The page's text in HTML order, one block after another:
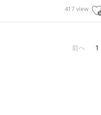
417 view
前へ 1